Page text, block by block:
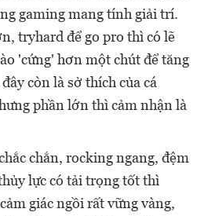
gaming mang tính giải trí.
tryhard để go pro thì có lẽ
'cứng' hơn một chút để tăng
còn là sở thích của cá
phần lớn thì cảm nhận là
chắn, rocking ngang, đệm
lực có tải trọng tốt thì
giác ngồi rất vững vàng,